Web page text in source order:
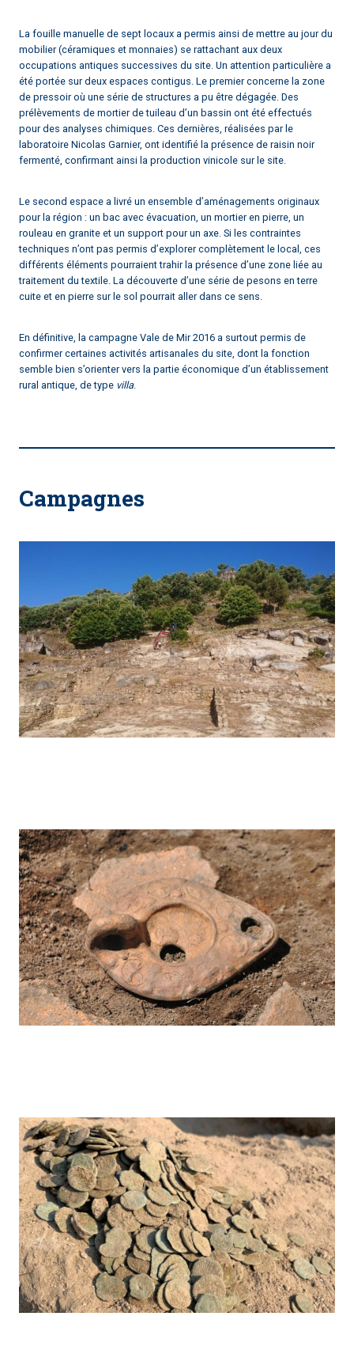
La fouille manuelle de sept locaux a permis ainsi de mettre au jour du
mobilier (céramiques et monnaies) se rattachant aux deux
occupations antiques successives du site. Un attention particulière a
été portée sur deux espaces contigus. Le premier concerne la zone
de pressoir où une série de structures a pu être dégagée. Des
prélèvements de mortier de tuileau d’un bassin ont été effectués
pour des analyses chimiques. Ces dernières, réalisées par le
laboratoire Nicolas Garnier, ont identifié la présence de raisin noir
fermenté, confirmant ainsi la production vinicole sur le site.
Le second espace a livré un ensemble d’aménagements originaux
pour la région : un bac avec évacuation, un mortier en pierre, un
rouleau en granite et un support pour un axe. Si les contraintes
techniques n’ont pas permis d’explorer complètement le local, ces
différents éléments pourraient trahir la présence d’une zone liée au
traitement du textile. La découverte d’une série de pesons en terre
cuite et en pierre sur le sol pourrait aller dans ce sens.
En définitive, la campagne Vale de Mir 2016 a surtout permis de
confirmer certaines activités artisanales du site, dont la fonction
semble bien s’orienter vers la partie économique d’un établissement
rural antique, de type villa.
Campagnes